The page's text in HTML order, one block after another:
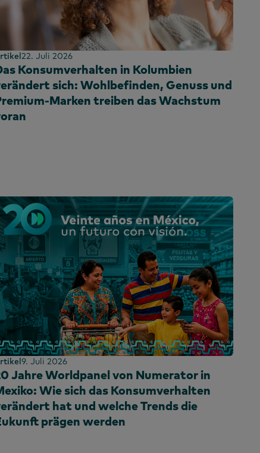
22. Juli 2026
Konsumverhalten in Kolumbien
sich: Wohlbefinden, Genuss und
Marken treiben das Wachstum
9. Juli 2026
Jahre Worldpanel von Numerator in
Wie sich das Konsumverhalten
hat und welche Trends die
prägen werden